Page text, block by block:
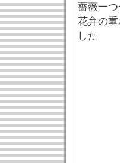
薔薇一
花弁の
した